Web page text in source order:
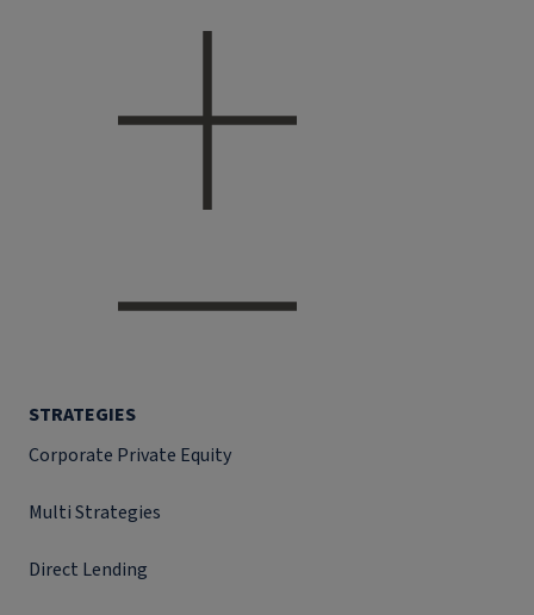
STRATEGIES
Corporate Private Equity
Multi Strategies
Direct Lending